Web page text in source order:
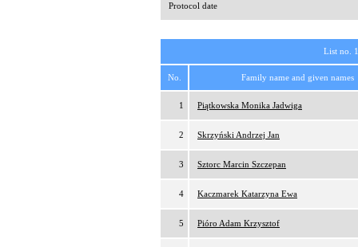
Protocol date
List no.
No. Family name and given names
1 Piątkowska Monika Jadwiga
2 Skrzyński Andrzej Jan
3 Sztorc Marcin Szczepan
4 Kaczmarek Katarzyna Ewa
5 Pióro Adam Krzysztof